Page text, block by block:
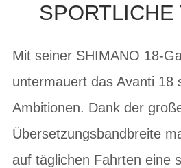
SPORTLICHE
Mit seiner SHIMANO 18-
untermauert das Avanti 18
Ambitionen. Dank der
Übersetzungsbandbreite
auf täglichen Fahrten eine